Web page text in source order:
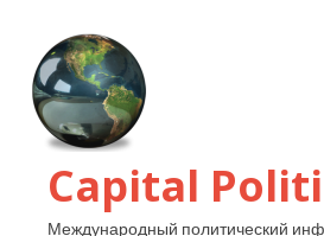
Capital
Международный политический